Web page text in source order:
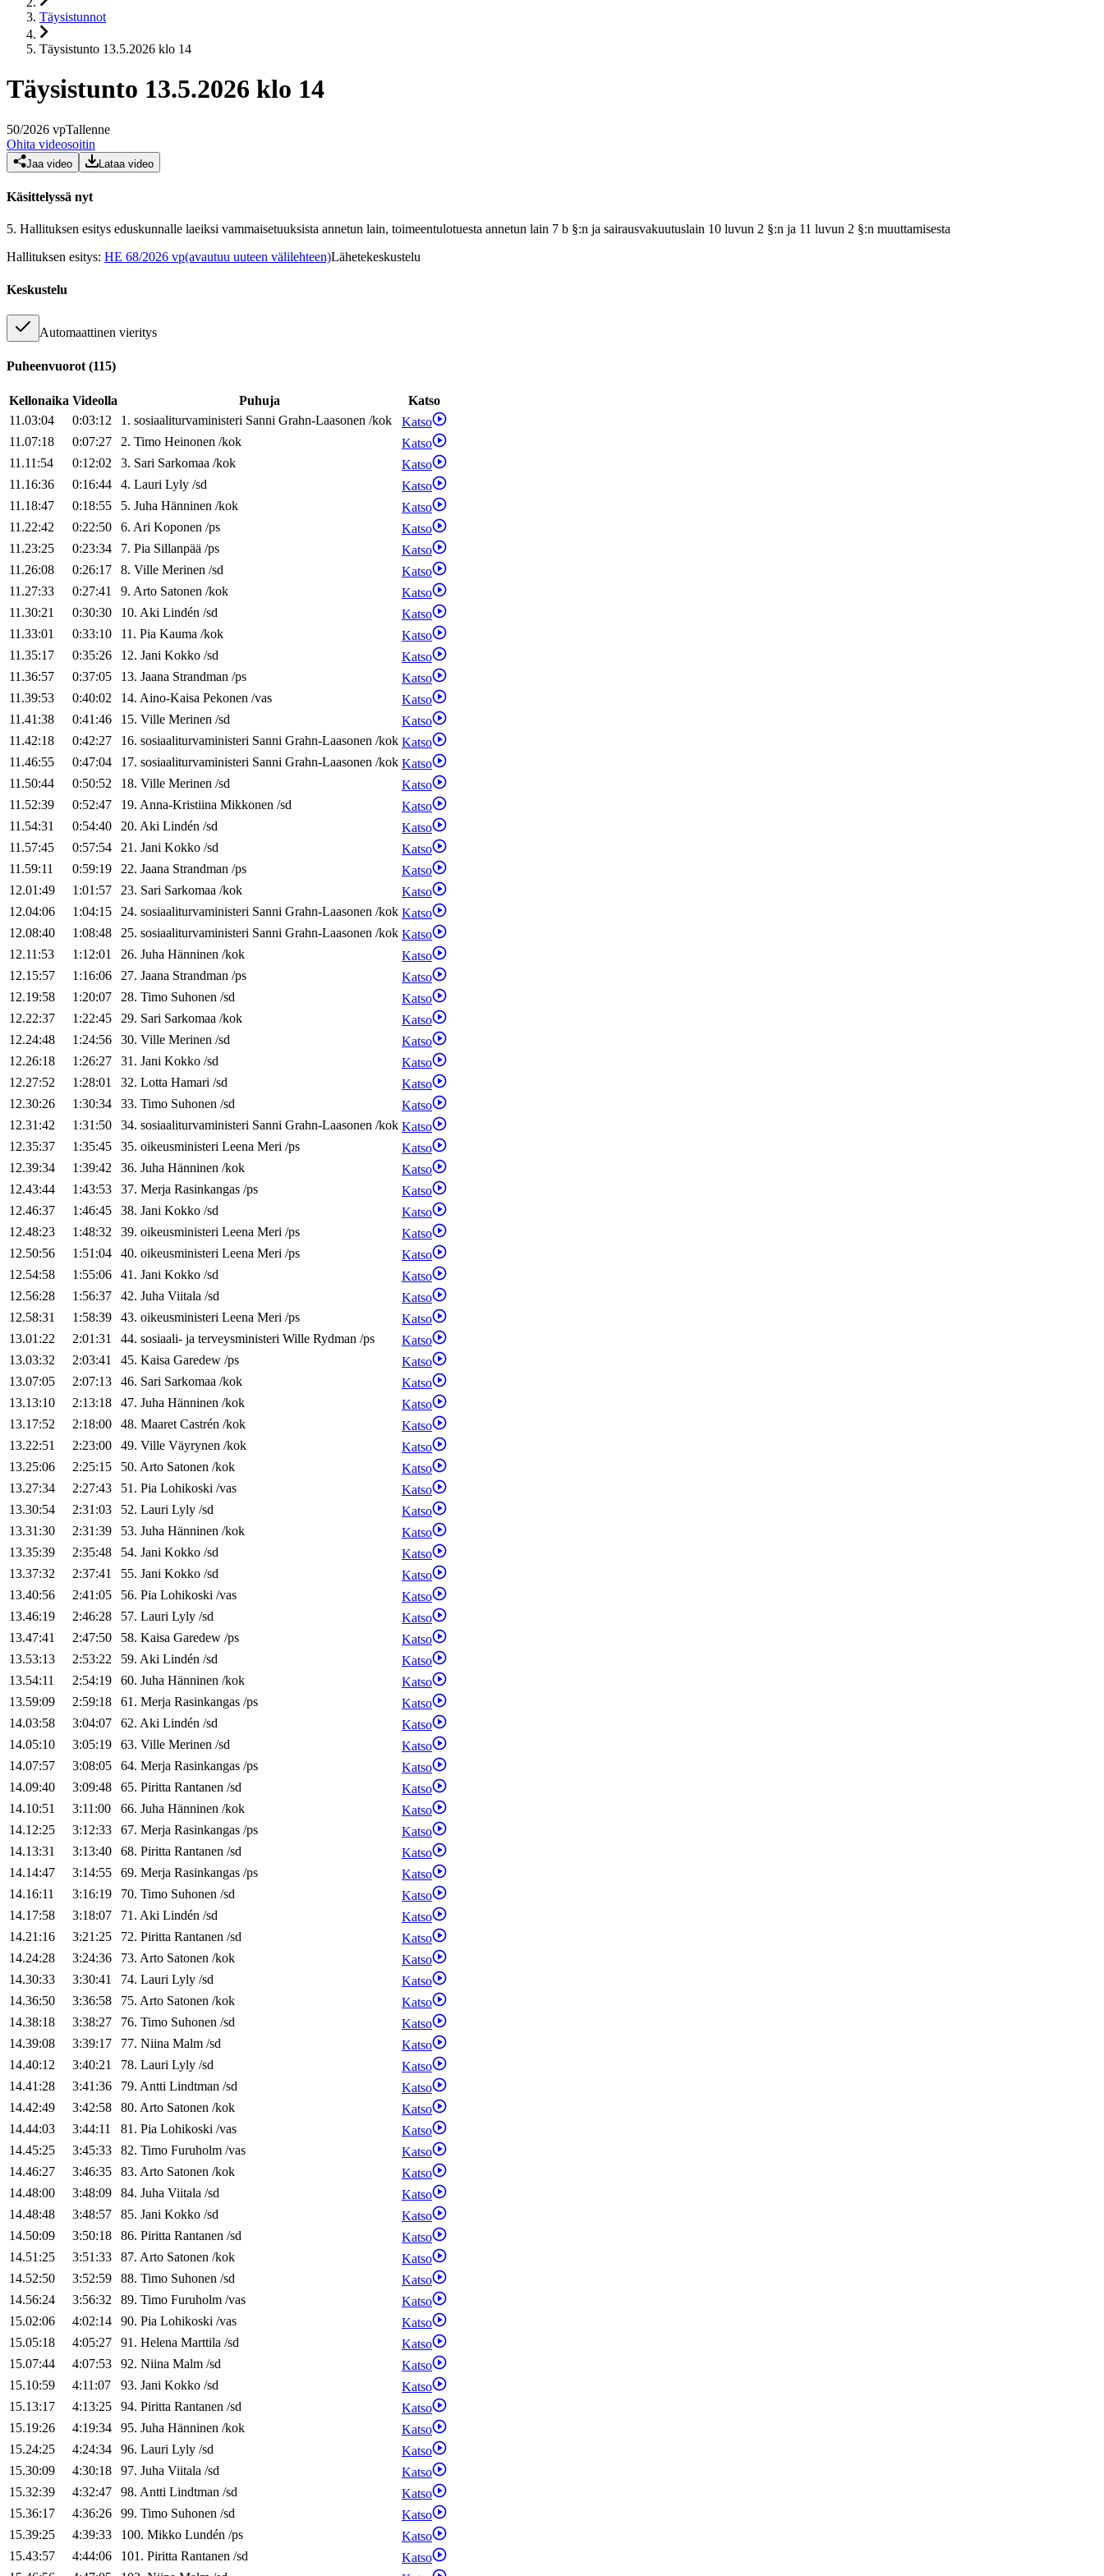
Täysistunnot
Täysistunto 13.5.2026 klo 14
Täysistunto 13.5.2026 klo 14
50/2026 vpTallenne
Ohita videosoitin
Jaa video Lataa video
Käsittelyssä nyt
5. Hallituksen esitys eduskunnalle laeiksi vammaisetuuksista annetun lain, toimeentulotuesta annetun lain 7 b §:n ja sairausvakuutuslain 10 luvun 2 §:n ja 11 luvun 2 §:n muuttamisesta
Hallituksen esitys: HE 68/2026 vp(avautuu uuteen välilehteen)Lähetekeskustelu
Keskustelu
Automaattinen vieritys
Puheenvuorot (115)
Kellonaika Videolla Puhuja
Katso
11.03:04
0:03:12 1. sosiaaliturvaministeri Sanni Grahn-Laasonen /kok
Katso
11.07:18
0:07:27 2. Timo Heinonen /kok
Katso
11.11:54
0:12:02 3. Sari Sarkomaa /kok
Katso
11.16:36
0:16:44 4. Lauri Lyly /sd
Katso
11.18:47
0:18:55 5. Juha Hänninen /kok
Katso
11.22:42
0:22:50 6. Ari Koponen /ps
Katso
11.23:25
0:23:34 7. Pia Sillanpää /ps
Katso
11.26:08
0:26:17 8. Ville Merinen /sd
Katso
11.27:33
0:27:41 9. Arto Satonen /kok
Katso
11.30:21
0:30:30 10. Aki Lindén /sd
Katso
11.33:01
0:33:10 11. Pia Kauma /kok
Katso
11.35:17
0:35:26 12. Jani Kokko /sd
Katso
11.36:57
0:37:05 13. Jaana Strandman /ps
Katso
11.39:53
0:40:02 14. Aino-Kaisa Pekonen /vas
Katso
11.41:38
0:41:46 15. Ville Merinen /sd
Katso
11.42:18
0:42:27 16. sosiaaliturvaministeri Sanni Grahn-Laasonen /kok Katso
11.46:55
0:47:04 17. sosiaaliturvaministeri Sanni Grahn-Laasonen /kok Katso
11.50:44
0:50:52 18. Ville Merinen /sd
Katso
11.52:39
0:52:47 19. Anna-Kristiina Mikkonen /sd
Katso
11.54:31
0:54:40 20. Aki Lindén /sd
Katso
11.57:45
0:57:54 21. Jani Kokko /sd
Katso
11.59:11
0:59:19 22. Jaana Strandman /ps
Katso
12.01:49
1:01:57 23. Sari Sarkomaa /kok
Katso
12.04:06
1:04:15 24. sosiaaliturvaministeri Sanni Grahn-Laasonen /kok Katso
12.08:40
1:08:48 25. sosiaaliturvaministeri Sanni Grahn-Laasonen /kok Katso
12.11:53
1:12:01 26. Juha Hänninen /kok
Katso
12.15:57
1:16:06 27. Jaana Strandman /ps
Katso
12.19:58
1:20:07 28. Timo Suhonen /sd
Katso
12.22:37
1:22:45 29. Sari Sarkomaa /kok
Katso
12.24:48
1:24:56 30. Ville Merinen /sd
Katso
12.26:18
1:26:27 31. Jani Kokko /sd
Katso
12.27:52
1:28:01 32. Lotta Hamari /sd
Katso
12.30:26
1:30:34 33. Timo Suhonen /sd
Katso
12.31:42
1:31:50 34. sosiaaliturvaministeri Sanni Grahn-Laasonen /kok Katso
12.35:37
1:35:45 35. oikeusministeri Leena Meri /ps
Katso
12.39:34
1:39:42 36. Juha Hänninen /kok
Katso
12.43:44
1:43:53 37. Merja Rasinkangas /ps
Katso
12.46:37
1:46:45 38. Jani Kokko /sd
Katso
12.48:23
1:48:32 39. oikeusministeri Leena Meri /ps
Katso
12.50:56
1:51:04 40. oikeusministeri Leena Meri /ps
Katso
12.54:58
1:55:06 41. Jani Kokko /sd
Katso
12.56:28
1:56:37 42. Juha Viitala /sd
Katso
12.58:31
1:58:39 43. oikeusministeri Leena Meri /ps
Katso
13.01:22
2:01:31 44. sosiaali- ja terveysministeri Wille Rydman /ps
Katso
13.03:32
2:03:41 45. Kaisa Garedew /ps
Katso
13.07:05
2:07:13 46. Sari Sarkomaa /kok
Katso
13.13:10
2:13:18 47. Juha Hänninen /kok
Katso
13.17:52
2:18:00 48. Maaret Castrén /kok
Katso
13.22:51
2:23:00 49. Ville Väyrynen /kok
Katso
13.25:06
2:25:15 50. Arto Satonen /kok
Katso
13.27:34
2:27:43 51. Pia Lohikoski /vas
Katso
13.30:54
2:31:03 52. Lauri Lyly /sd
Katso
13.31:30
2:31:39 53. Juha Hänninen /kok
Katso
13.35:39
2:35:48 54. Jani Kokko /sd
Katso
13.37:32
2:37:41 55. Jani Kokko /sd
Katso
13.40:56
2:41:05 56. Pia Lohikoski /vas
Katso
13.46:19
2:46:28 57. Lauri Lyly /sd
Katso
13.47:41
2:47:50 58. Kaisa Garedew /ps
Katso
13.53:13
2:53:22 59. Aki Lindén /sd
Katso
13.54:11
2:54:19 60. Juha Hänninen /kok
Katso
13.59:09
2:59:18 61. Merja Rasinkangas /ps
Katso
14.03:58
3:04:07 62. Aki Lindén /sd
Katso
14.05:10
3:05:19 63. Ville Merinen /sd
Katso
14.07:57
3:08:05 64. Merja Rasinkangas /ps
Katso
14.09:40
3:09:48 65. Piritta Rantanen /sd
Katso
14.10:51
3:11:00 66. Juha Hänninen /kok
Katso
14.12:25
3:12:33 67. Merja Rasinkangas /ps
Katso
14.13:31
3:13:40 68. Piritta Rantanen /sd
Katso
14.14:47
3:14:55 69. Merja Rasinkangas /ps
Katso
14.16:11
3:16:19 70. Timo Suhonen /sd
Katso
14.17:58
3:18:07 71. Aki Lindén /sd
Katso
14.21:16
3:21:25 72. Piritta Rantanen /sd
Katso
14.24:28
3:24:36 73. Arto Satonen /kok
Katso
14.30:33
3:30:41 74. Lauri Lyly /sd
Katso
14.36:50
3:36:58 75. Arto Satonen /kok
Katso
14.38:18
3:38:27 76. Timo Suhonen /sd
Katso
14.39:08
3:39:17 77. Niina Malm /sd
Katso
14.40:12
3:40:21 78. Lauri Lyly /sd
Katso
14.41:28
3:41:36 79. Antti Lindtman /sd
Katso
14.42:49
3:42:58 80. Arto Satonen /kok
Katso
14.44:03
3:44:11 81. Pia Lohikoski /vas
Katso
14.45:25
3:45:33 82. Timo Furuholm /vas
Katso
14.46:27
3:46:35 83. Arto Satonen /kok
Katso
14.48:00
3:48:09 84. Juha Viitala /sd
Katso
14.48:48
3:48:57 85. Jani Kokko /sd
Katso
14.50:09
3:50:18 86. Piritta Rantanen /sd
Katso
14.51:25
3:51:33 87. Arto Satonen /kok
Katso
14.52:50
3:52:59 88. Timo Suhonen /sd
Katso
14.56:24
3:56:32 89. Timo Furuholm /vas
Katso
15.02:06
4:02:14 90. Pia Lohikoski /vas
Katso
15.05:18
4:05:27 91. Helena Marttila /sd
Katso
15.07:44
4:07:53 92. Niina Malm /sd
Katso
15.10:59
4:11:07 93. Jani Kokko /sd
Katso
15.13:17
4:13:25 94. Piritta Rantanen /sd
Katso
15.19:26
4:19:34 95. Juha Hänninen /kok
Katso
15.24:25
4:24:34 96. Lauri Lyly /sd
Katso
15.30:09
4:30:18 97. Juha Viitala /sd
Katso
15.32:39
4:32:47 98. Antti Lindtman /sd
Katso
15.36:17
4:36:26 99. Timo Suhonen /sd
Katso
15.39:25
4:39:33 100. Mikko Lundén /ps
Katso
15.43:57
4:44:06 101. Piritta Rantanen /sd
Katso